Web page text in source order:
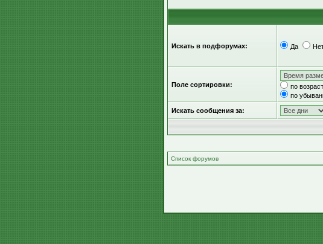
Искать в подфорумах: Да
Поле сортировки:
по
по
Искать сообщения за:
Список форумов